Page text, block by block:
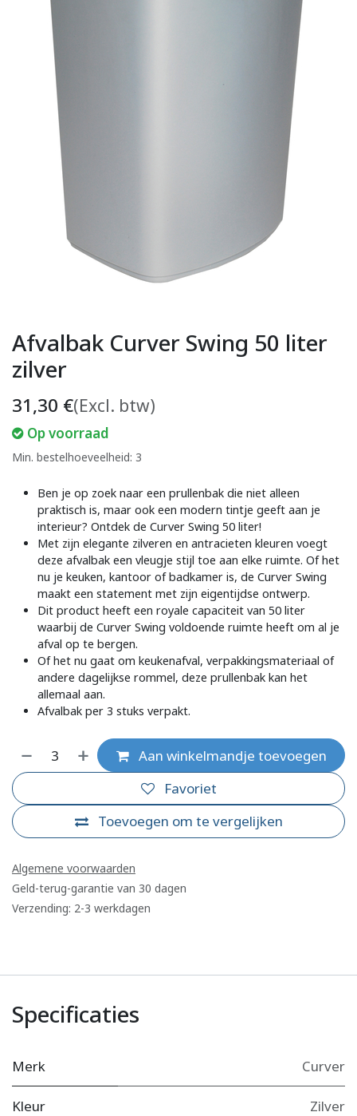
Afvalbak Curver Swing 50 liter
zilver
31,30 €(Excl. btw)
Op voorraad
Min. bestelhoeveelheid: 3
Ben je op zoek naar een prullenbak die niet alleen
praktisch is, maar ook een modern tintje geeft aan je
interieur? Ontdek de Curver Swing 50 liter!
Met zijn elegante zilveren en antracieten kleuren voegt
deze afvalbak een vleugje stijl toe aan elke ruimte. Of het
nu je keuken, kantoor of badkamer is, de Curver Swing
maakt een statement met zijn eigentijdse ontwerp.
Dit product heeft een royale capaciteit van 50 liter
waarbij de Curver Swing voldoende ruimte heeft om al je
afval op te bergen.
Of het nu gaat om keukenafval, verpakkingsmateriaal of
andere dagelijkse rommel, deze prullenbak kan het
allemaal aan.
Afvalbak per 3 stuks verpakt.
Aan winkelmandje toevoegen
Toevoegen om te vergelijken
Favoriet
Algemene voorwaarden
Geld-terug-garantie van 30 dagen
Verzending: 2-3 werkdagen
Specificaties
Merk Curver
Kleur Zilver